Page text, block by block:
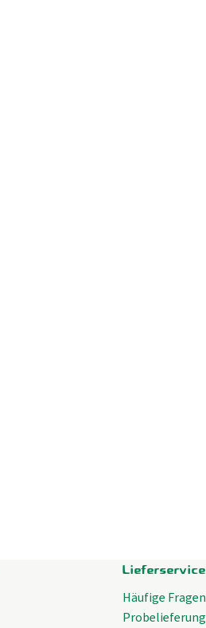
Lieferservice
Häufige Fragen
Probelieferung